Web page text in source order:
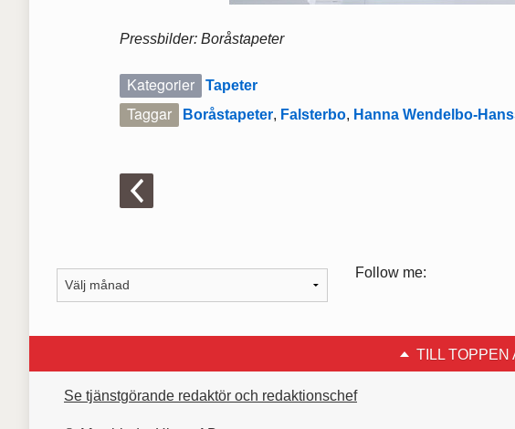
Pressbilder: Boråstapeter
Kategorier Tapeter
Taggar Boråstapeter, Falsterbo, Hanna Wendelbo-
Follow me:
TILL TOPPEN
Se tjänstgörande redaktör och redaktionschef